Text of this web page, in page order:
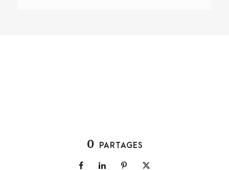
0 PARTAGES